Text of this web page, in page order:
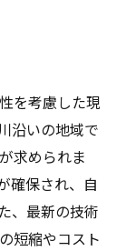
を考慮した現
沿いの地域で
求められま
確保され、自
、最新の技術
短縮やコスト